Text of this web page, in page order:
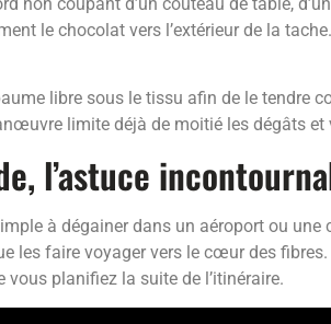
le chocolat vers l’extérieur de la
libre sous le tissu afin de le tendre
limite déjà de moitié les dégâts
l’astuce
à dégainer dans un aéroport ou
les faire voyager vers le cœur des
planifiez la suite de l’itinéraire.